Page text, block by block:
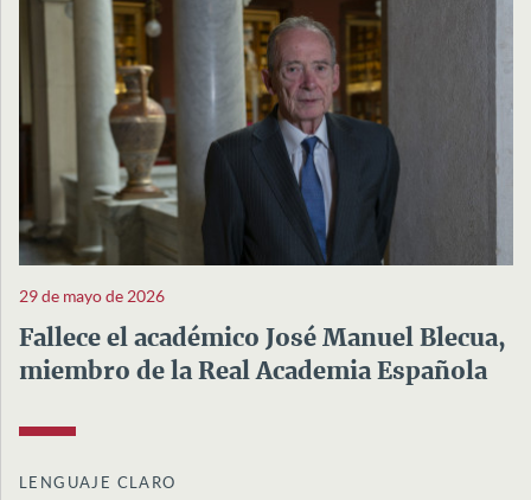
29 de mayo de 2026
Fallece el académico José Manuel Blecua,
miembro de la Real Academia Española
LENGUAJE CLARO